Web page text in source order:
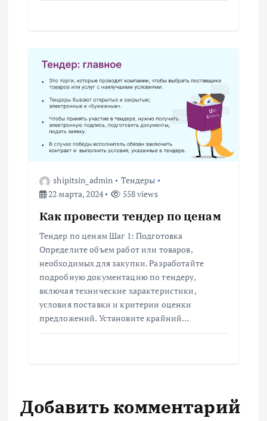
shipitsin_admin
Тендеры
22 марта, 2024
558 views
Как провести тендер по ценам
Тендер по ценам Шаг 1: Подготовка
Определите объем работ или товаров,
необходимых для закупки. Разработайте
подробную документацию по тендеру,
включая технические характеристики,
условия поставки и критерии оценки
предложений. Установите крайний…
Добавить комментарий